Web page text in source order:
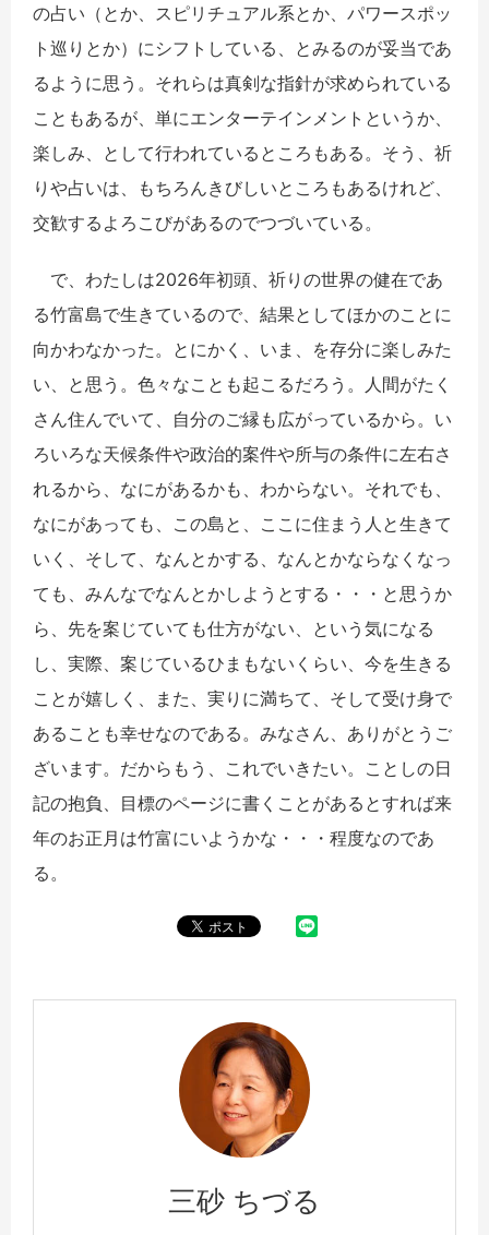
の占い（とか、スピリチュアル系とか、パワースポッ
ト巡りとか）にシフトしている、とみるのが妥当であ
るように思う。それらは真剣な指針が求められている
こともあるが、単にエンターテインメントというか、
楽しみ、として行われているところもある。そう、祈
りや占いは、もちろんきびしいところもあるけれど、
交歓するよろこびがあるのでつづいている。
で、わたしは2026年初頭、祈りの世界の健在であ
る竹富島で生きているので、結果としてほかのことに
向かわなかった。とにかく、いま、を存分に楽しみた
い、と思う。色々なことも起こるだろう。人間がたく
さん住んでいて、自分のご縁も広がっているから。い
ろいろな天候条件や政治的案件や所与の条件に左右さ
れるから、なにがあるかも、わからない。それでも、
なにがあっても、この島と、ここに住まう人と生きて
いく、そして、なんとかする、なんとかならなくなっ
ても、みんなでなんとかしようとする・・・と思うか
ら、先を案じていても仕方がない、という気になる
し、実際、案じているひまもないくらい、今を生きる
ことが嬉しく、また、実りに満ちて、そして受け身で
あることも幸せなのである。みなさん、ありがとうご
ざいます。だからもう、これでいきたい。ことしの日
記の抱負、目標のページに書くことがあるとすれば来
年のお正月は竹富にいようかな・・・程度なのであ
る。
三砂 ちづる